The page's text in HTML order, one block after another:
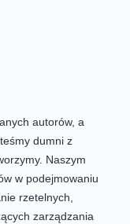
autorów, a
dumni z
Naszym
w podejmowaniu
rzetelnych,
zarządzania